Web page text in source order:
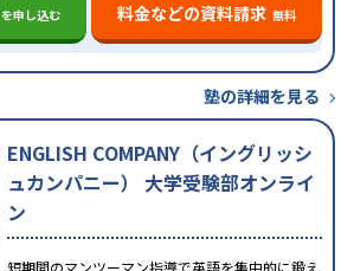
を申し込む 料金などの資料請求 無料
塾の詳細を見る
ENGLISH COMPANY（イングリッシ
ュカンパニー） 大学受験部オンライ
ン